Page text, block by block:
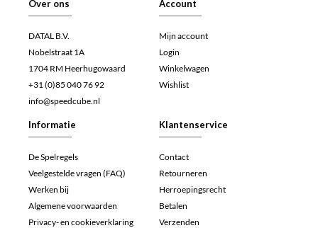
Over ons
DATAL B.V.
Nobelstraat 1A
1704 RM Heerhugowaard
+31 (0)85 040 76 92
info@speedcube.nl
Account
Mijn account
Login
Winkelwagen
Wishlist
Informatie
De Spelregels
Veelgestelde vragen (FAQ)
Werken bij
Algemene voorwaarden
Privacy- en cookieverklaring
Klantenservice
Contact
Retourneren
Herroepingsrecht
Betalen
Verzenden